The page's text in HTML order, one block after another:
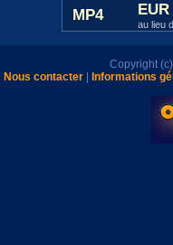
MP4
au lieu
Copyright
Nous contacter| Informations